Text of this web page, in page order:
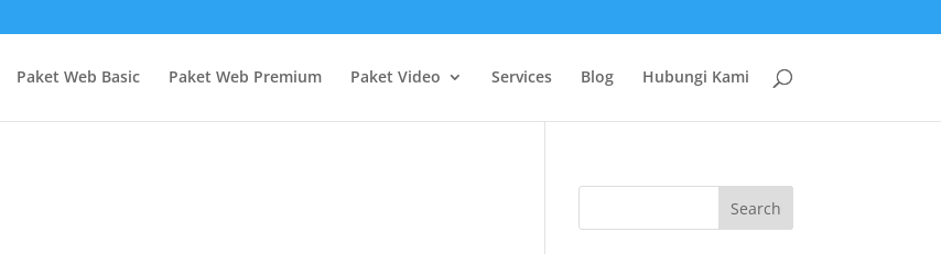
Paket Web Basic Paket Web Premium Paket Video Services Blog Hubungi Kami